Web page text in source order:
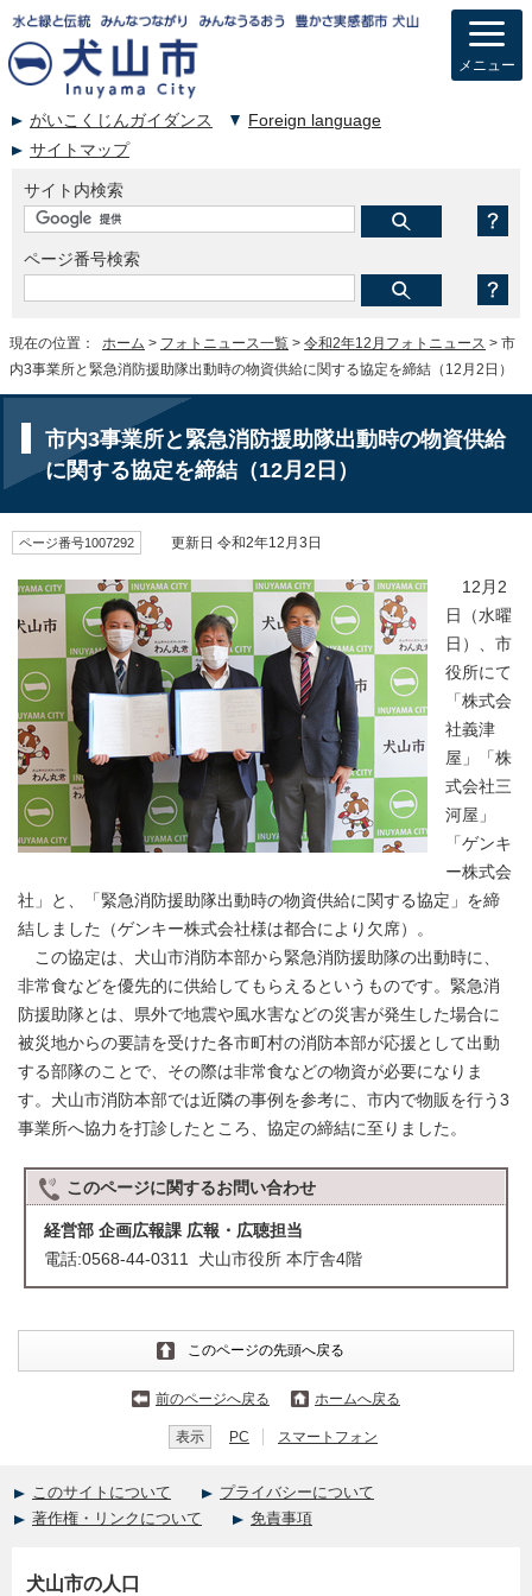
がいこくじんガイダンス
Foreign language
サイトマップ
サイト内検索
ページ番号検索
メニュー
現在の位置： ホーム > フォトニュース一覧 > 令和2年12月フォトニュース > 市
内3事業所と緊急消防援助隊出動時の物資供給に関する協定を締結（12月2日）
市内3事業所と緊急消防援助隊出動時の物資供給
に関する協定を締結（12月2日）
ページ番号1007292 更新日 令和2年12月3日
12月2
日（水曜
日）、市
役所にて
「株式会
社義津
屋」「株
式会社三
河屋」
「ゲンキ
ー株式会
社」と、「緊急消防援助隊出動時の物資供給に関する協定」を締
結しました（ゲンキー株式会社様は都合により欠席）。
この協定は、犬山市消防本部から緊急消防援助隊の出動時に、
非常食などを優先的に供給してもらえるというものです。緊急消
防援助隊とは、県外で地震や風水害などの災害が発生した場合に
被災地からの要請を受けた各市町村の消防本部が応援として出動
する部隊のことで、その際は非常食などの物資が必要になりま
す。犬山市消防本部では近隣の事例を参考に、市内で物販を行う3
事業所へ協力を打診したところ、協定の締結に至りました。
このページに関するお問い合わせ
経営部 企画広報課 広報・広聴担当
電話:0568-44-0311 犬山市役所 本庁舎4階
このページの先頭へ戻る
前のページへ戻る ホームへ戻る
表示 PC スマートフォン
このサイトについて
プライバシーについて
著作権・リンクについて
免責事項
犬山市の人口